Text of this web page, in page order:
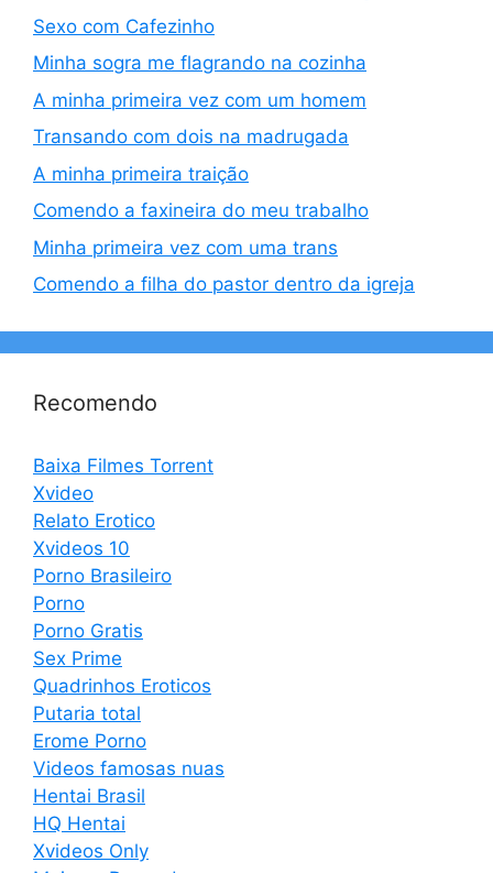
Sexo com Cafezinho
Minha sogra me flagrando na cozinha
A minha primeira vez com um homem
Transando com dois na madrugada
A minha primeira traição
Comendo a faxineira do meu trabalho
Minha primeira vez com uma trans
Comendo a filha do pastor dentro da igreja
Recomendo
Baixa Filmes Torrent
Xvideo
Relato Erotico
Xvideos 10
Porno Brasileiro
Porno
Porno Gratis
Sex Prime
Quadrinhos Eroticos
Putaria total
Erome Porno
Videos famosas nuas
Hentai Brasil
HQ Hentai
Xvideos Only